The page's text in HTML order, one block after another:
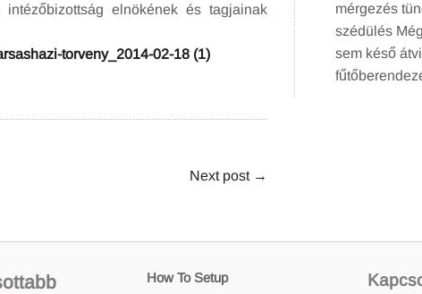
elnökének és tagjainak
torveny_2014-02-18 (1)
Next post →
mérgezés
szédülés
sem késő
How To Setup